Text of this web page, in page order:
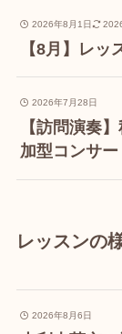
2026年8月1日
【8月】レ
2026年7月28日
【訪問演奏
加型コンサ
レッスンの
2026年8月6日